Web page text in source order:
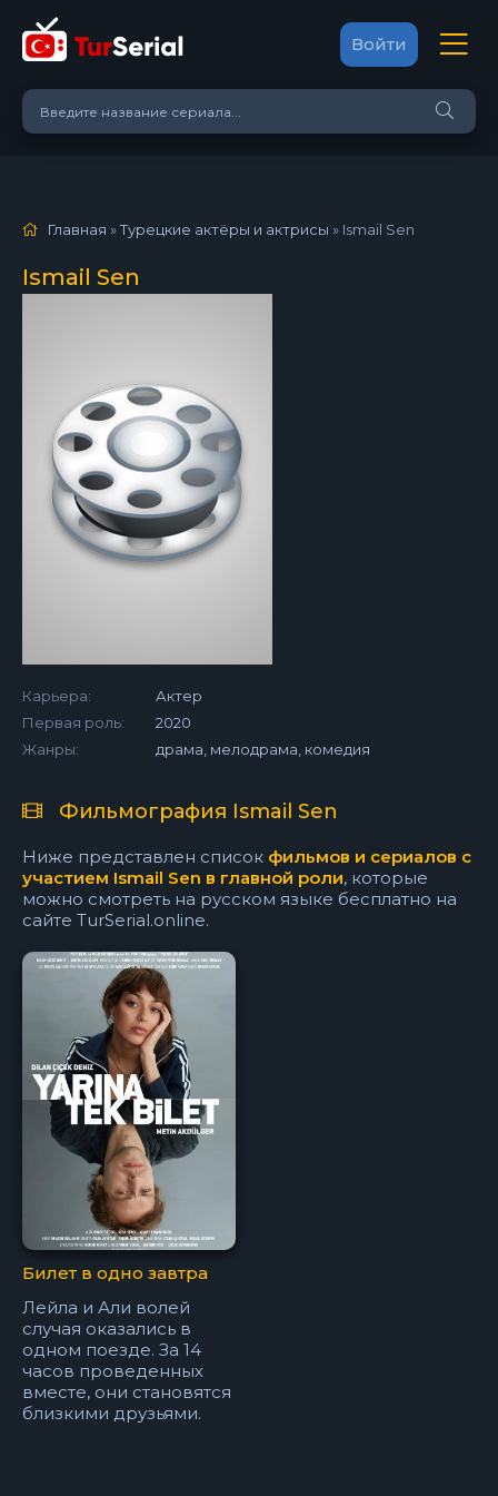
Войти
Главная »Турецкие актёры и актрисы » Ismail Sen
Ismail Sen
Карьера:
Актер
Первая роль:
2020
Жанры:
драма, мелодрама, комедия
Фильмография Ismail Sen
Ниже представлен список фильмов и сериалов с
участием Ismail Sen в главной роли, которые
можно смотреть на русском языке бесплатно на
сайте TurSerial.online.
Билет в одно завтра
Лейла и Али волей
случая оказались в
одном поезде. За 14
часов проведенных
вместе, они становятся
близкими друзьями.